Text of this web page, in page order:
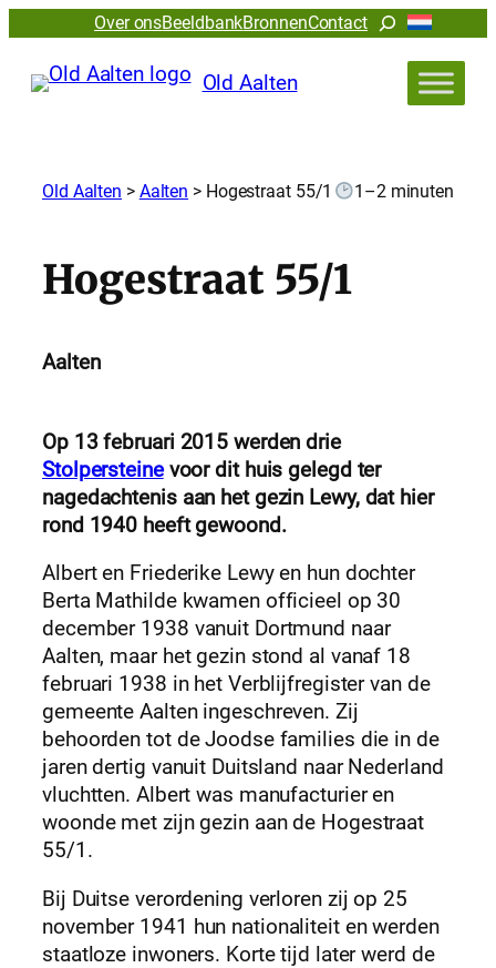
Over onsBeeldbankBronnenContactZoeken
Old Aalten
Old Aalten > Aalten > Hogestraat 55/1 1–2 minuten
Hogestraat 55/1
Aalten
Op 13 februari 2015 werden drie
Stolpersteinevoor dit huis gelegd ter
nagedachtenis aan het gezin Lewy, dat hier
rond 1940 heeft gewoond.
Albert en Friederike Lewy en hun dochter
Berta Mathilde kwamen officieel op 30
december 1938 vanuit Dortmund naar
Aalten, maar het gezin stond al vanaf 18
februari 1938 in het Verblijfregister van de
gemeente Aalten ingeschreven. Zij
behoorden tot de Joodse families die in de
jaren dertig vanuit Duitsland naar Nederland
vluchtten. Albert was manufacturier en
woonde met zijn gezin aan de Hogestraat
55/1.
Bij Duitse verordening verloren zij op 25
november 1941 hun nationaliteit en werden
staatloze inwoners. Korte tijd later werd de